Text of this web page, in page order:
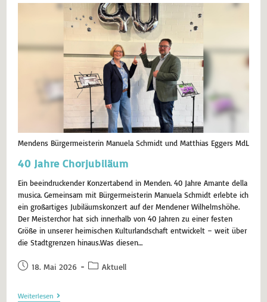
Mendens Bürgermeisterin Manuela Schmidt und Matthias Eggers MdL
40 Jahre Chorjubiläum
Ein beeindruckender Konzertabend in Menden. 40 Jahre Amante della
musica. Gemeinsam mit Bürgermeisterin Manuela Schmidt erlebte ich
ein großartiges Jubiläumskonzert auf der Mendener Wilhelmshöhe.
Der Meisterchor hat sich innerhalb von 40 Jahren zu einer festen
Größe in unserer heimischen Kulturlandschaft entwickelt – weit über
die Stadtgrenzen hinaus.​Was diesen…
18. Mai 2026 Aktuell
Weiterlesen